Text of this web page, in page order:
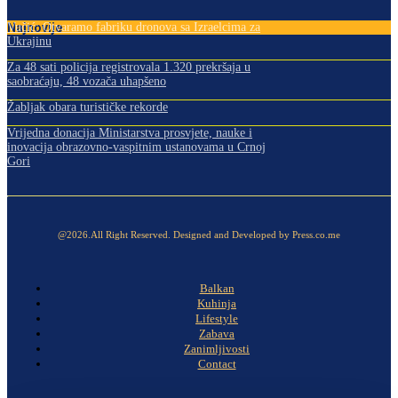
Najnovije
Vučić: Otvaramo fabriku dronova sa Izraelcima za
Ukrajinu
Za 48 sati policija registrovala 1.320 prekršaja u
saobraćaju, 48 vozača uhapšeno
Žabljak obara turističke rekorde
Vrijedna donacija Ministarstva prosvjete, nauke i
inovacija obrazovno-vaspitnim ustanovama u Crnoj
Gori
@2026.All Right Reserved. Designed and Developed by Press.co.me
Balkan
Kuhinja
Lifestyle
Zabava
Zanimljivosti
Contact